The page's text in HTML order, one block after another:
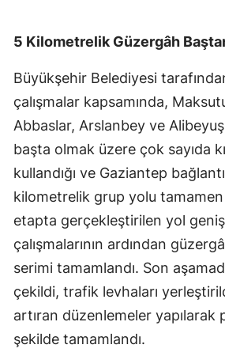
5 Kilometrelik Güzergâh
Büyükşehir Belediyesi
çalışmalar kapsamında,
Abbaslar, Arslanbey ve
başta olmak üzere çok sayıda
kullandığı ve Gaziantep
kilometrelik grup yolu
etapta gerçekleştirilen yol
çalışmalarının ardından
serimi tamamlandı. Son
çekildi, trafik levhaları
artıran düzenlemeler yapılarak
şekilde tamamlandı.